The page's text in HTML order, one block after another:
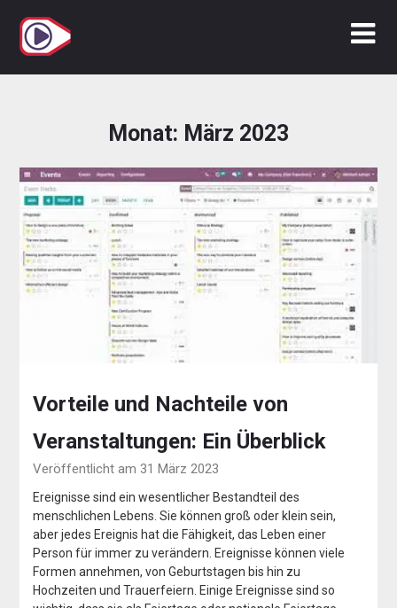
Inhalt
springen
Monat: März 2023
Vorteile und Nachteile von
Veranstaltungen: Ein Überblick
Veröffentlicht am 31 März 2023
Ereignisse sind ein wesentlicher Bestandteil des
menschlichen Lebens. Sie können groß oder klein sein,
aber jedes Ereignis hat die Fähigkeit, das Leben einer
Person für immer zu verändern. Ereignisse können viele
Formen annehmen, von Geburtstagen bis hin zu
Hochzeiten und Trauerfeiern. Einige Ereignisse sind so